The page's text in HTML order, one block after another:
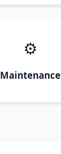
⚙️
Maintenance